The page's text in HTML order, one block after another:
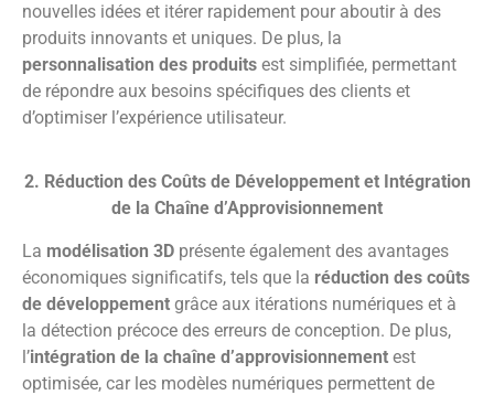
nouvelles idées et itérer rapidement pour aboutir à des
produits innovants et uniques. De plus, la
personnalisation des produits est simplifiée, permettant
de répondre aux besoins spécifiques des clients et
d’optimiser l’expérience utilisateur.
2. Réduction des Coûts de Développement et Intégration
de la Chaîne d’Approvisionnement
La modélisation 3D présente également des avantages
économiques significatifs, tels que la réduction des coûts
de développement grâce aux itérations numériques et à
la détection précoce des erreurs de conception. De plus,
l’intégration de la chaîne d’approvisionnement est
optimisée, car les modèles numériques permettent de